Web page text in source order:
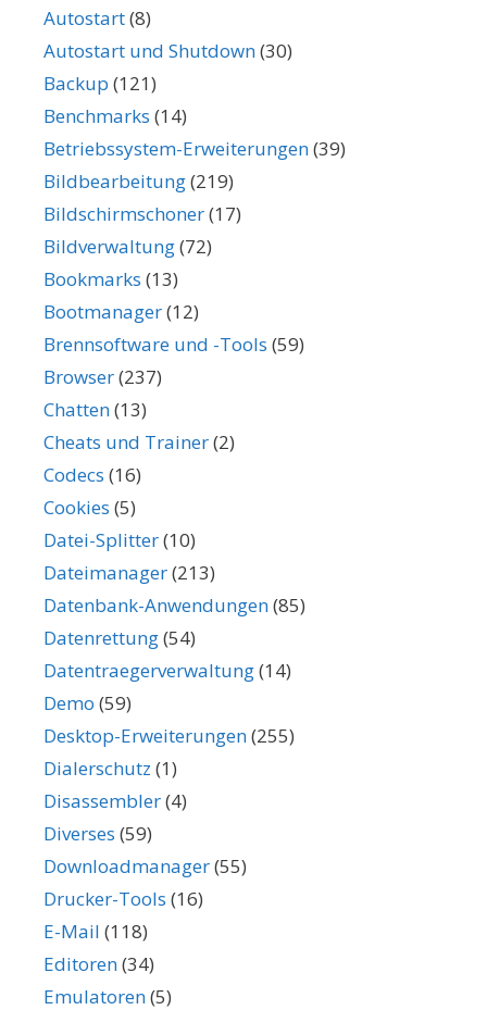
Autostart(8)
Autostart und Shutdown(30)
Backup (121)
Benchmarks (14)
Betriebssystem-Erweiterungen(39)
Bildbearbeitung(219)
Bildschirmschoner(17)
Bildverwaltung(72)
Bookmarks (13)
Bootmanager(12)
Brennsoftware und -Tools (59)
Browser(237)
Chatten(13)
Cheats und Trainer(2)
Codecs (16)
Cookies (5)
Datei-Splitter(10)
Dateimanager(213)
Datenbank-Anwendungen(85)
Datenrettung(54)
Datentraegerverwaltung(14)
Demo (59)
Desktop-Erweiterungen(255)
Dialerschutz (1)
Disassembler(4)
Diverses (59)
Downloadmanager(55)
Drucker-Tools (16)
E-Mail (118)
Editoren(34)
Emulatoren(5)